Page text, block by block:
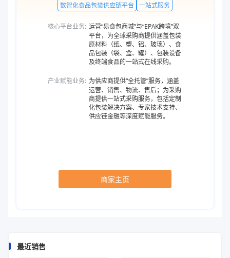
数智化食品包装供应链平台 一站式服务
核心平台业务: 运营“易食包商城”与“EPAK跨境”双
平台，为全球采购商提供涵盖包装
原材料（纸、塑、铝、玻璃）、食
品包装（袋、盒、罐）、包装设备
及终端食品的一站式在线采购。
产业赋能业务: 为供应商提供“全托管”服务，涵盖
运营、销售、物流、售后；为采购
商提供一站式采购服务，包括定制
化包装解决方案、专家技术支持、
供应链金融等深度赋能服务。
商家主页
最近销售